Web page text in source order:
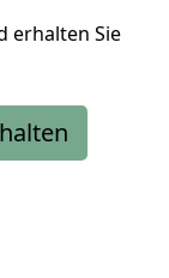
erhalten Sie